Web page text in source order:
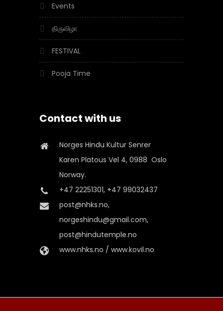
Events
திருவிழா
FESTIVAL
Pooja Time
Contact with us
Norges Hindu Kultur Senrer
Karen Platous Vel 4, 0988 Oslo
Norway.
+47 22251301, +47 99032437
post@nhks.no,
norgeshindu@gmail.com,
post@hindutemple.no
www.nhks.no / www.kovil.no